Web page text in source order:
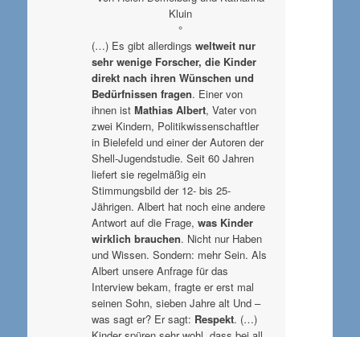
Kluin
°
(…) Es gibt allerdings weltweit nur
sehr wenige Forscher, die Kinder
direkt nach ihren Wünschen und
Bedürfnissen fragen. Einer von
ihnen ist Mathias Albert, Vater von
zwei Kindern, Politikwissenschaftler
in Bielefeld und einer der Autoren der
Shell-Jugendstudie. Seit 60 Jahren
liefert sie regelmäßig ein
Stimmungsbild der 12- bis 25-
Jährigen. Albert hat noch eine andere
Antwort auf die Frage, was Kinder
wirklich brauchen. Nicht nur Haben
und Wissen. Sondern: mehr Sein. Als
Albert unsere Anfrage für das
Interview bekam, fragte er erst mal
seinen Sohn, sieben Jahre alt Und –
was sagt er? Er sagt: Respekt. (…)